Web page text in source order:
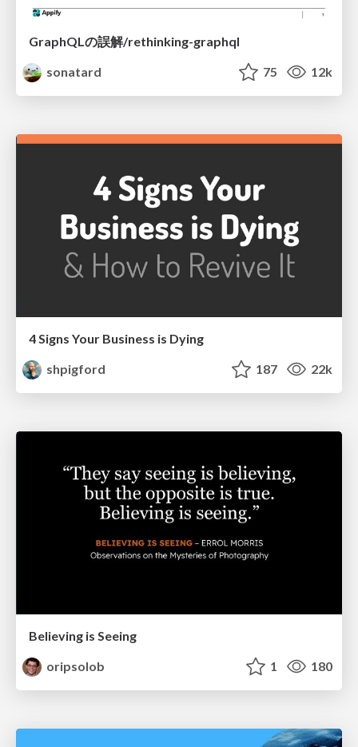
GraphQLの誤解/rethinking-graphql
sonatard
75 12k
4 Signs Your Business is Dying
shpigford
187 22k
Believing is Seeing
oripsolob
1 180